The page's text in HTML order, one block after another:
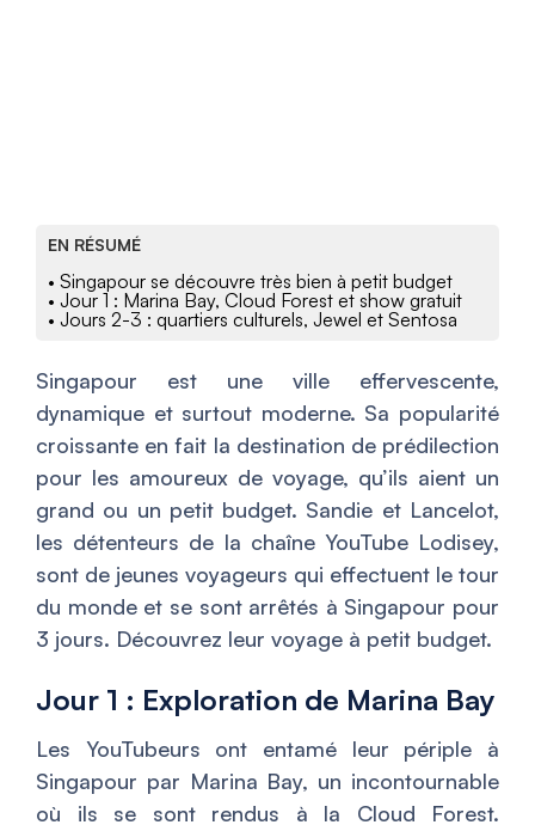
EN RÉSUMÉ
• Singapour se découvre très bien à petit budget
• Jour 1 : Marina Bay, Cloud Forest et show gratuit
• Jours 2-3 : quartiers culturels, Jewel et Sentosa
Singapour est une ville effervescente,
dynamique et surtout moderne. Sa popularité
croissante en fait la destination de prédilection
pour les amoureux de voyage, qu’ils aient un
grand ou un petit budget. Sandie et Lancelot,
les détenteurs de la chaîne YouTube Lodisey,
sont de jeunes voyageurs qui effectuent le tour
du monde et se sont arrêtés à Singapour pour
3 jours. Découvrez leur voyage à petit budget.
Jour 1 : Exploration de Marina Bay
Les YouTubeurs ont entamé leur périple à
Singapour par Marina Bay, un incontournable
où ils se sont rendus à la Cloud Forest.